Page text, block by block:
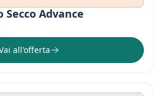
Secco Advance
all'offerta